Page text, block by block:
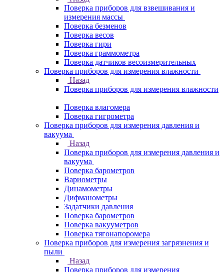
Поверка приборов для взвешивания и
измерения массы
Поверка безменов
Поверка весов
Поверка гири
Поверка граммометра
Поверка датчиков весоизмерительных
Поверка приборов для измерения влажности
Назад
Поверка приборов для измерения влажности
Поверка влагомера
Поверка гигрометра
Поверка приборов для измерения давления и
вакуума
Назад
Поверка приборов для измерения давления и
вакуума
Поверка барометров
Вариометры
Динамометры
Дифманометры
Задатчики давления
Поверка барометров
Поверка вакууметров
Поверка тягонапоромера
Поверка приборов для измерения загрязнения и
пыли
Назад
Поверка приборов для измерения